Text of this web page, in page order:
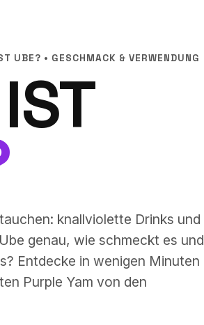
UBE? • GESCHMACK & VERWENDUNG
knallviolette Drinks und
genau, wie schmeckt es und
Entdecke in wenigen Minuten
Purple Yam von den